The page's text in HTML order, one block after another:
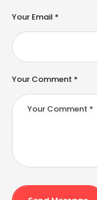
Your Comment *
Your Email *
e